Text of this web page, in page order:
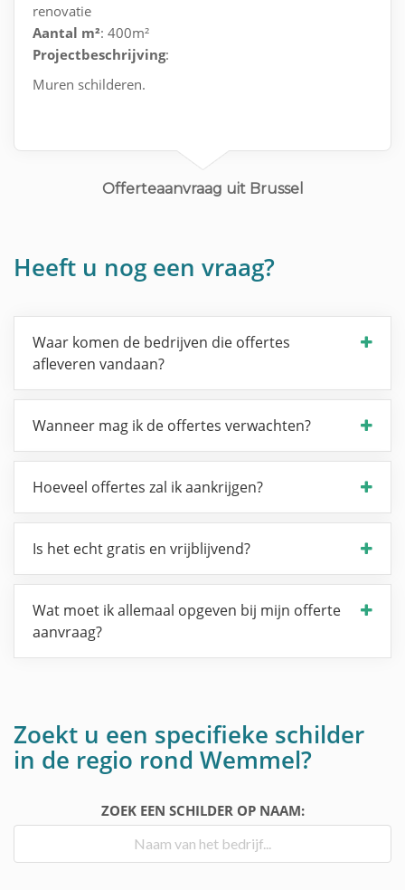
renovatie
Aantal m²: 400m²
Projectbeschrijving:
Muren schilderen.
Offerteaanvraag uit Brussel
Heeft u nog een vraag?
Waar komen de bedrijven die offertes
afleveren vandaan?
Wanneer mag ik de offertes verwachten?
Hoeveel offertes zal ik aankrijgen?
Is het echt gratis en vrijblijvend?
Wat moet ik allemaal opgeven bij mijn offerte
aanvraag?
Zoekt u een specifieke schilder
in de regio rond Wemmel?
ZOEK EEN SCHILDER OP NAAM: